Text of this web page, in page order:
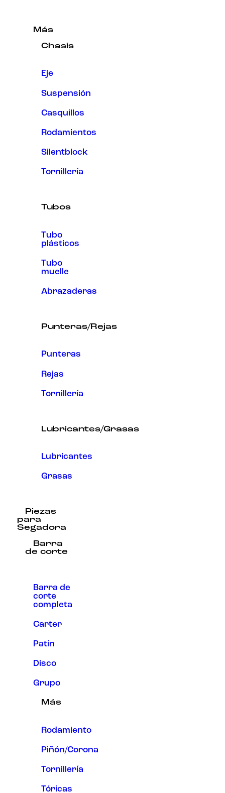
Más
Chasis
Eje
Suspensión
Casquillos
Rodamientos
Silentblock
Tornillería
Tubos
Tubo
plásticos
Tubo
muelle
Abrazaderas
Punteras/Rejas
Punteras
Rejas
Tornillería
Lubricantes/Grasas
Lubricantes
Grasas
Piezas
para
Segadora
Barra
de corte
Barra de
corte
completa
Carter
Patín
Disco
Grupo
Más
Rodamiento
Piñón/Corona
Tornillería
Tóricas